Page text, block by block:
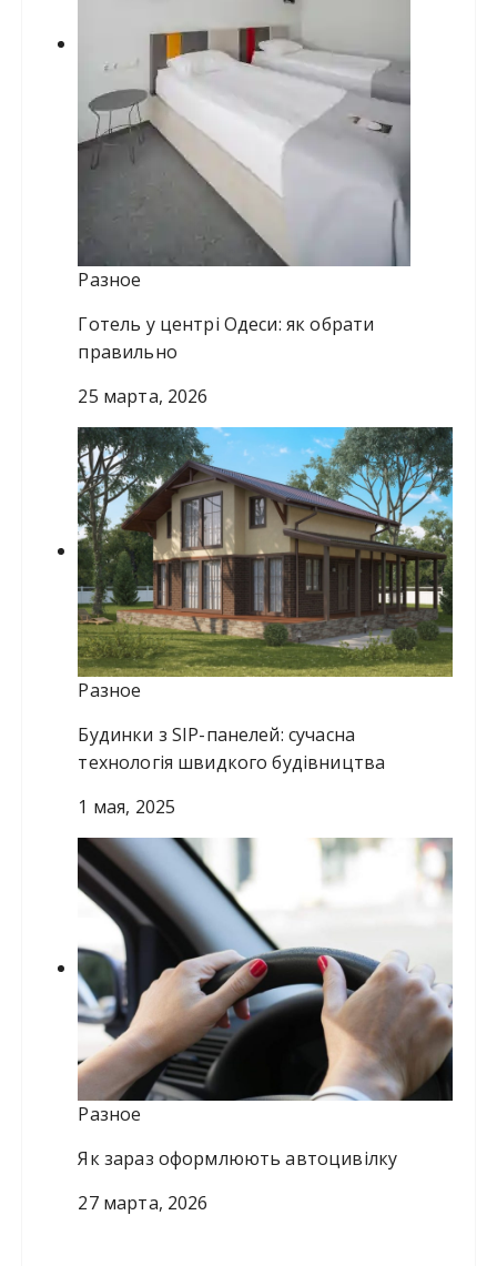
Разное
Готель у центрі Одеси: як обрати
правильно
25 марта, 2026
Разное
Будинки з SIP-панелей: сучасна
технологія швидкого будівництва
1 мая, 2025
Разное
Як зараз оформлюють автоцивілку
27 марта, 2026